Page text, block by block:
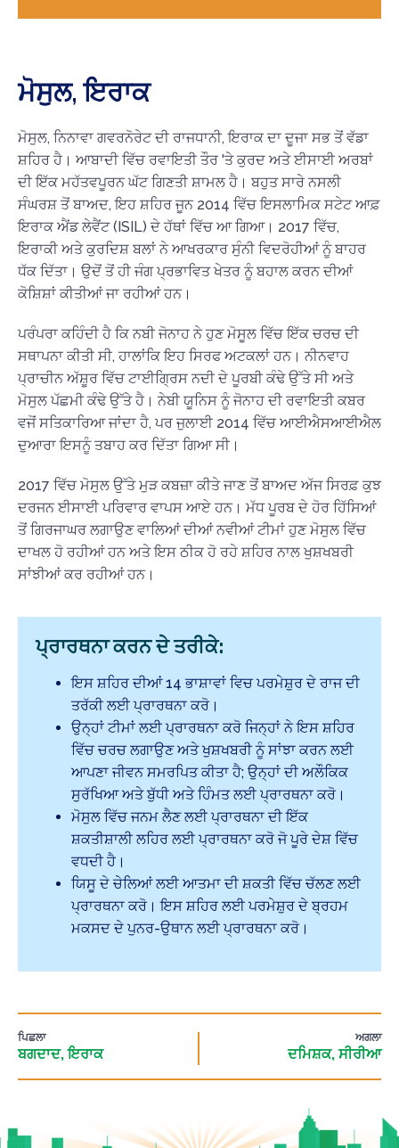
ਮੋਸੁਲ, ਇਰਾਕ
ਮੋਸੁਲ, ਨਿਨਾਵਾ ਗਵਰਨੋਰੇਟ ਦੀ ਰਾਜਧਾਨੀ, ਇਰਾਕ ਦਾ ਦੂਜਾ ਸਭ ਤੋਂ ਵੱਡਾ
ਸ਼ਹਿਰ ਹੈ। ਆਬਾਦੀ ਵਿੱਚ ਰਵਾਇਤੀ ਤੌਰ 'ਤੇ ਕੁਰਦ ਅਤੇ ਈਸਾਈ ਅਰਬਾਂ
ਦੀ ਇੱਕ ਮਹੱਤਵਪੂਰਨ ਘੱਟ ਗਿਣਤੀ ਸ਼ਾਮਲ ਹੈ। ਬਹੁਤ ਸਾਰੇ ਨਸਲੀ
ਸੰਘਰਸ਼ ਤੋਂ ਬਾਅਦ, ਇਹ ਸ਼ਹਿਰ ਜੂਨ 2014 ਵਿੱਚ ਇਸਲਾਮਿਕ ਸਟੇਟ ਆਫ਼
ਇਰਾਕ ਐਂਡ ਲੇਵੈਂਟ (ISIL) ਦੇ ਹੱਥਾਂ ਵਿੱਚ ਆ ਗਿਆ। 2017 ਵਿੱਚ,
ਇਰਾਕੀ ਅਤੇ ਕੁਰਦਿਸ਼ ਬਲਾਂ ਨੇ ਆਖਰਕਾਰ ਸੁੰਨੀ ਵਿਦਰੋਹੀਆਂ ਨੂੰ ਬਾਹਰ
ਧੱਕ ਦਿੱਤਾ। ਉਦੋਂ ਤੋਂ ਹੀ ਜੰਗ ਪ੍ਰਭਾਵਿਤ ਖੇਤਰ ਨੂੰ ਬਹਾਲ ਕਰਨ ਦੀਆਂ
ਕੋਸ਼ਿਸ਼ਾਂ ਕੀਤੀਆਂ ਜਾ ਰਹੀਆਂ ਹਨ।
ਪਰੰਪਰਾ ਕਹਿੰਦੀ ਹੈ ਕਿ ਨਬੀ ਜੋਨਾਹ ਨੇ ਹੁਣ ਮੋਸੂਲ ਵਿੱਚ ਇੱਕ ਚਰਚ ਦੀ
ਸਥਾਪਨਾ ਕੀਤੀ ਸੀ, ਹਾਲਾਂਕਿ ਇਹ ਸਿਰਫ ਅਟਕਲਾਂ ਹਨ। ਨੀਨਵਾਹ
ਪ੍ਰਾਚੀਨ ਅੱਸ਼ੂਰ ਵਿੱਚ ਟਾਈਗ੍ਰਿਸ ਨਦੀ ਦੇ ਪੂਰਬੀ ਕੰਢੇ ਉੱਤੇ ਸੀ ਅਤੇ
ਮੋਸੁਲ ਪੱਛਮੀ ਕੰਢੇ ਉੱਤੇ ਹੈ। ਨੇਬੀ ਯੂਨਿਸ ਨੂੰ ਜੋਨਾਹ ਦੀ ਰਵਾਇਤੀ ਕਬਰ
ਵਜੋਂ ਸਤਿਕਾਰਿਆ ਜਾਂਦਾ ਹੈ, ਪਰ ਜੁਲਾਈ 2014 ਵਿੱਚ ਆਈਐਸਆਈਐਲ
ਦੁਆਰਾ ਇਸਨੂੰ ਤਬਾਹ ਕਰ ਦਿੱਤਾ ਗਿਆ ਸੀ।
2017 ਵਿੱਚ ਮੋਸੁਲ ਉੱਤੇ ਮੁੜ ਕਬਜ਼ਾ ਕੀਤੇ ਜਾਣ ਤੋਂ ਬਾਅਦ ਅੱਜ ਸਿਰਫ਼ ਕੁਝ
ਦਰਜਨ ਈਸਾਈ ਪਰਿਵਾਰ ਵਾਪਸ ਆਏ ਹਨ। ਮੱਧ ਪੂਰਬ ਦੇ ਹੋਰ ਹਿੱਸਿਆਂ
ਤੋਂ ਗਿਰਜਾਘਰ ਲਗਾਉਣ ਵਾਲਿਆਂ ਦੀਆਂ ਨਵੀਆਂ ਟੀਮਾਂ ਹੁਣ ਮੋਸੁਲ ਵਿੱਚ
ਦਾਖਲ ਹੋ ਰਹੀਆਂ ਹਨ ਅਤੇ ਇਸ ਠੀਕ ਹੋ ਰਹੇ ਸ਼ਹਿਰ ਨਾਲ ਖੁਸ਼ਖਬਰੀ
ਸਾਂਝੀਆਂ ਕਰ ਰਹੀਆਂ ਹਨ।
ਪ੍ਰਾਰਥਨਾ ਕਰਨ ਦੇ ਤਰੀਕੇ:
ਇਸ ਸ਼ਹਿਰ ਦੀਆਂ 14 ਭਾਸ਼ਾਵਾਂ ਵਿਚ ਪਰਮੇਸ਼ੁਰ ਦੇ ਰਾਜ ਦੀ
ਤਰੱਕੀ ਲਈ ਪ੍ਰਾਰਥਨਾ ਕਰੋ।
ਉਨ੍ਹਾਂ ਟੀਮਾਂ ਲਈ ਪ੍ਰਾਰਥਨਾ ਕਰੋ ਜਿਨ੍ਹਾਂ ਨੇ ਇਸ ਸ਼ਹਿਰ
ਵਿੱਚ ਚਰਚ ਲਗਾਉਣ ਅਤੇ ਖੁਸ਼ਖਬਰੀ ਨੂੰ ਸਾਂਝਾ ਕਰਨ ਲਈ
ਆਪਣਾ ਜੀਵਨ ਸਮਰਪਿਤ ਕੀਤਾ ਹੈ; ਉਨ੍ਹਾਂ ਦੀ ਅਲੌਕਿਕ
ਸੁਰੱਖਿਆ ਅਤੇ ਬੁੱਧੀ ਅਤੇ ਹਿੰਮਤ ਲਈ ਪ੍ਰਾਰਥਨਾ ਕਰੋ।
ਮੋਸੁਲ ਵਿੱਚ ਜਨਮ ਲੈਣ ਲਈ ਪ੍ਰਾਰਥਨਾ ਦੀ ਇੱਕ
ਸ਼ਕਤੀਸ਼ਾਲੀ ਲਹਿਰ ਲਈ ਪ੍ਰਾਰਥਨਾ ਕਰੋ ਜੋ ਪੂਰੇ ਦੇਸ਼ ਵਿੱਚ
ਵਧਦੀ ਹੈ।
ਯਿਸੂ ਦੇ ਚੇਲਿਆਂ ਲਈ ਆਤਮਾ ਦੀ ਸ਼ਕਤੀ ਵਿੱਚ ਚੱਲਣ ਲਈ
ਪ੍ਰਾਰਥਨਾ ਕਰੋ। ਇਸ ਸ਼ਹਿਰ ਲਈ ਪਰਮੇਸ਼ੁਰ ਦੇ ਬ੍ਰਹਮ
ਮਕਸਦ ਦੇ ਪੁਨਰ-ਉਥਾਨ ਲਈ ਪ੍ਰਾਰਥਨਾ ਕਰੋ।
ਪਿਛਲਾ
ਬਗਦਾਦ, ਇਰਾਕ
ਅਗਲਾ
ਦਮਿਸ਼ਕ, ਸੀਰੀਆ